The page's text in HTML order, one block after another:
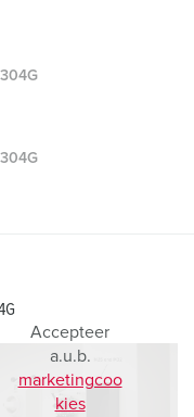
Accepteer
a.u.b.
marketingcoo
kies